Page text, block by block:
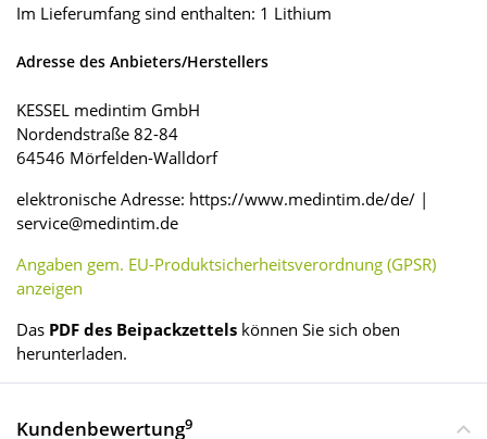
Im Lieferumfang sind enthalten: 1 Lithium
Adresse des Anbieters/Herstellers
KESSEL medintim GmbH
Nordendstraße 82-84
64546 Mörfelden-Walldorf
elektronische Adresse: https://www.medintim.de/de/ |
service@medintim.de
Angaben gem. EU-Produktsicherheitsverordnung (GPSR)
anzeigen
Das PDF des Beipackzettels können Sie sich oben
herunterladen.
Kundenbewertung9